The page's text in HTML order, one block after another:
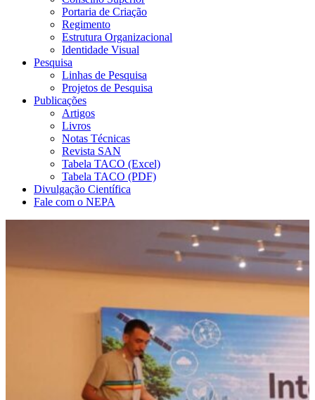
Portaria de Criação
Regimento
Estrutura Organizacional
Identidade Visual
Pesquisa
Linhas de Pesquisa
Projetos de Pesquisa
Publicações
Artigos
Livros
Notas Técnicas
Revista SAN
Tabela TACO (Excel)
Tabela TACO (PDF)
Divulgação Científica
Fale com o NEPA